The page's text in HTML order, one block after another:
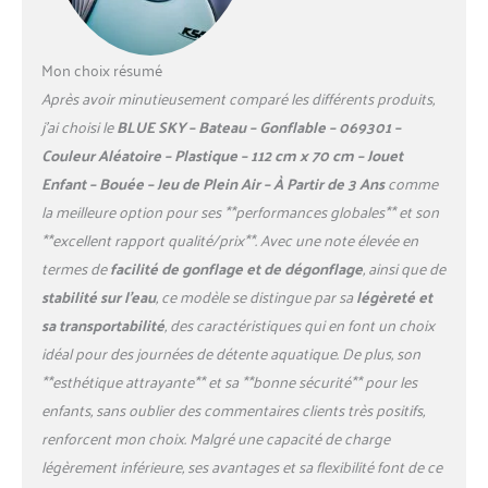
réparations. Application
d’enfant. Il suffit de retirer la
protection, de placer le
patch sur la zone
endommagée et de presser
fermement. Les patchs
s’adaptent parfaitement
sans déformation ni résidu
visible, ce qui permet de
réaliser des réparations
discrètes et durables sur vos
objets. Imperméable et
Résistant aux Températures
:Ces patchs sont conçus
pour être imperméables et
peuvent résister à de
nombreux lavages ou
immersions. Vous n’aurez
plus à vous soucier de
Mon choix résumé
Après avoir minutieusement comparé les différents produits,
j’ai choisi leBLUE SKY – Bateau – Gonflable – 069301 –
Couleur Aléatoire – Plastique – 112 cm x 70 cm – Jouet
Enfant – Bouée – Jeu de Plein Air – À Partir de 3 Anscomme
la meilleure option pour ses **performances globales** et son
**excellent rapport qualité/prix**. Avec une note élevée en
termes defacilité de gonflage et de dégonflage, ainsi que de
stabilité sur l’eau, ce modèle se distingue par salégèreté et
sa transportabilité, des caractéristiques qui en font un choix
idéal pour des journées de détente aquatique. De plus, son
**esthétique attrayante** et sa **bonne sécurité** pour les
enfants, sans oublier des commentaires clients très positifs,
renforcent mon choix. Malgré une capacité de charge
légèrement inférieure, ses avantages et sa flexibilité font de ce